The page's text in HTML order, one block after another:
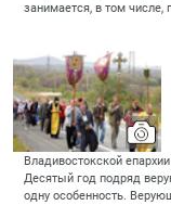
занимается, в том числе,
Владивостокской
Десятый год подряд
одну особенность.